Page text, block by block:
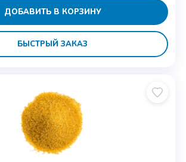
ДОБАВИТЬ В КОРЗИНУ
БЫСТРЫЙ ЗАКАЗ